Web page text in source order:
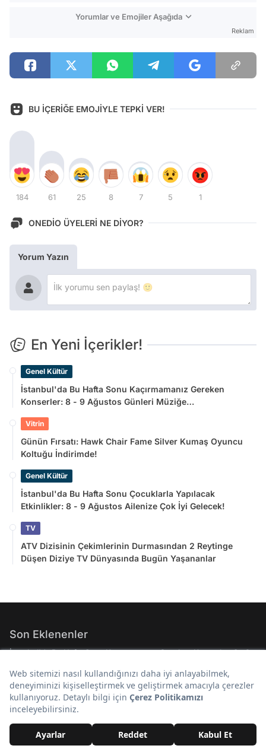
Yorumlar ve Emojiler Aşağıda
Reklam
BU İÇERİĞE EMOJİYLE TEPKİ VER!
184 61 25 8 7 5 1
ONEDİO ÜYELERİ NE DİYOR?
Yorum Yazın
En Yeni İçerikler!
Genel Kültür
İstanbul'da Bu Hafta Sonu Kaçırmamanız Gereken
Konserler: 8 - 9 Ağustos Günleri Müziğe
Vitrin
Günün Fırsatı: Hawk Chair Fame Silver Kumaş Oyuncu
Koltuğu İndirimde!
Genel Kültür
İstanbul'da Bu Hafta Sonu Çocuklarla Yapılacak
Etkinlikler: 8 - 9 Ağustos Ailenize Çok İyi Gelecek!
TV
ATV Dizisinin Çekimlerinin Durmasından 2 Reytinge
Düşen Diziye TV Dünyasında Bugün Yaşananlar
Son Eklenenler
İstanbul'da Bu Hafta Sonu Kaçırmamanız Gereken Konserler: 8 - 9
İstanbul'da Bu Hafta Sonu Çocuklarla Yapılacak Etkinlikler: 8 - 9
Ağustos Ailenize Çok İyi Gelecek!
ATV Dizisinin Çekimlerinin Durmasından 2 Reytinge Düşen Diziye TV
Dünyasında Bugün Yaşananlar
Gazeteci Fatih Atik'ten Çarpıcı İddia: Çerçeve Yasa Selahattin
Demirtaş'ı Kapsıyor